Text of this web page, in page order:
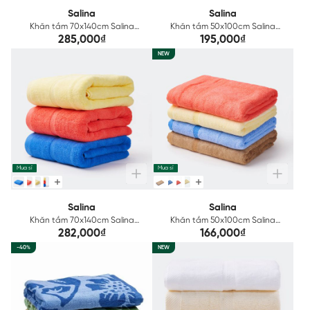
Salina
Khăn tắm 70x140cm Salina
Cotton SBT003GT
285,000₫
Salina
Khăn tắm 50x100cm Salina
Cotton SBT010
195,000₫
Mua sỉ
Salina
Khăn tắm 70x140cm Salina
Cotton S16
282,000₫
NEW
Mua sỉ
Salina
Khăn tắm 50x100cm Salina
Bamboo SBT001
166,000₫
-40% NEW